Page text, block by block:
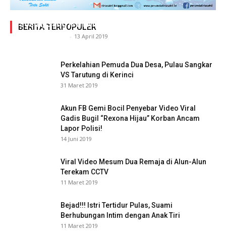
BERITA TERPOPULER
Adegan Ranjang Dua Kadis, Perhubungan Vs
Sosial, Sang Istri Miliki Bukti Video Mesum Hot
- 13 April 2019
Perkelahian Pemuda Dua Desa, Pulau Sangkar
VS Tarutung di Kerinci
31 Maret 2019
Akun FB Gemi Bocil Penyebar Video Viral
Gadis Bugil “Rexona Hijau” Korban Ancam
Lapor Polisi!
14 Juni 2019
Viral Video Mesum Dua Remaja di Alun-Alun
Terekam CCTV
11 Maret 2019
Bejad!!! Istri Tertidur Pulas, Suami
Berhubungan Intim dengan Anak Tiri
11 Maret 2019